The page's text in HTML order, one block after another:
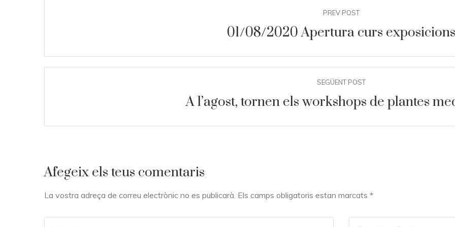
PREV POST
01/08/2020 Apertura curs exposicions
SEGÜENT POST
A l’agost, tornen els workshops de plantes
Afegeix els teus comentaris
La vostra adreça de correu electrònic no es publicarà. Els camps obligatoris estan marcats *